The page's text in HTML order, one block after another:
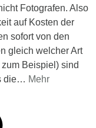
Fotografen. Also
auf Kosten der
sofort von den
gleich welcher Art
Beispiel) sind
die… Mehr